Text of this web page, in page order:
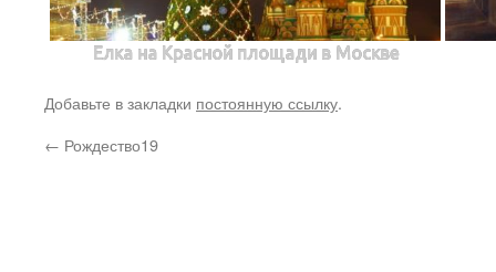
Елка на Красной площади в Москве
Добавьте в закладки постоянную ссылку.
← Рождество19